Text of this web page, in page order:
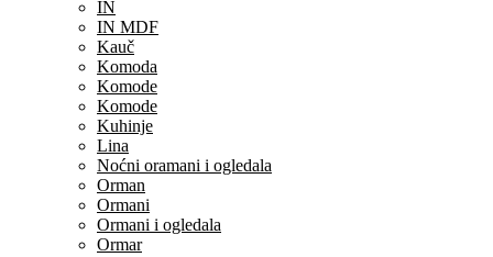
IN
IN MDF
Kauč
Komoda
Komode
Komode
Kuhinje
Lina
Noćni oramani i ogledala
Orman
Ormani
Ormani i ogledala
Ormar